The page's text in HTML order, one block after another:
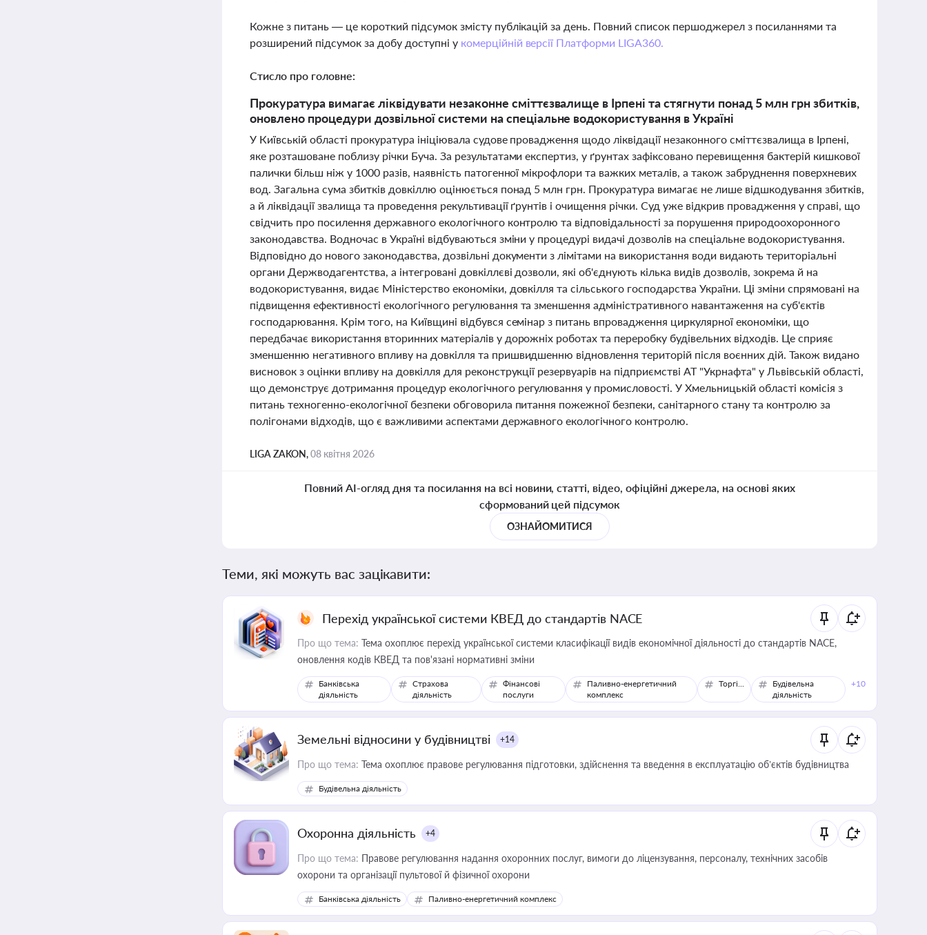
Кожне з питань — це короткий підсумок змісту публікацій за день. Повний список першоджерел з посиланнями та
розширений підсумок за добу доступні у комерційній версії Платформи LIGA360.
Стисло про головне:
Прокуратура вимагає ліквідувати незаконне сміттєзвалище в Ірпені та стягнути понад 5 млн грн збитків,
оновлено процедури дозвільної системи на спеціальне водокористування в Україні
У Київській області прокуратура ініціювала судове провадження щодо ліквідації незаконного сміттєзвалища в Ірпені,
яке розташоване поблизу річки Буча. За результатами експертиз, у ґрунтах зафіксовано перевищення бактерій кишкової
палички більш ніж у 1000 разів, наявність патогенної мікрофлори та важких металів, а також забруднення поверхневих
вод. Загальна сума збитків довкіллю оцінюється понад 5 млн грн. Прокуратура вимагає не лише відшкодування збитків,
а й ліквідації звалища та проведення рекультивації ґрунтів і очищення річки. Суд уже відкрив провадження у справі, що
свідчить про посилення державного екологічного контролю та відповідальності за порушення природоохоронного
законодавства. Водночас в Україні відбуваються зміни у процедурі видачі дозволів на спеціальне водокористування.
Відповідно до нового законодавства, дозвільні документи з лімітами на використання води видають територіальні
органи Держводагентства, а інтегровані довкіллєві дозволи, які об'єднують кілька видів дозволів, зокрема й на
водокористування, видає Міністерство економіки, довкілля та сільського господарства України. Ці зміни спрямовані на
підвищення ефективності екологічного регулювання та зменшення адміністративного навантаження на суб'єктів
господарювання. Крім того, на Київщині відбувся семінар з питань впровадження циркулярної економіки, що
передбачає використання вторинних матеріалів у дорожніх роботах та переробку будівельних відходів. Це сприяє
зменшенню негативного впливу на довкілля та пришвидшенню відновлення територій після воєнних дій. Також видано
висновок з оцінки впливу на довкілля для реконструкції резервуарів на підприємстві АТ "Укрнафта" у Львівській області,
що демонструє дотримання процедур екологічного регулювання у промисловості. У Хмельницькій області комісія з
питань техногенно-екологічної безпеки обговорила питання пожежної безпеки, санітарного стану та контролю за
полігонами відходів, що є важливими аспектами державного екологічного контролю.
LIGA ZAKON,08 квітня 2026
Повний AI-огляд дня та посилання на всі новини, статті, відео, офіційні джерела, на основі яких
сформований цей підсумок
ОЗНАЙОМИТИСЯ
Теми, які можуть вас зацікавити:
Перехід української системи КВЕД до стандартів NACE
Про що тема: Тема охоплює перехід української системи класифікації видів економічної діяльності до стандартів NACE,
оновлення кодів КВЕД та пов'язані нормативні зміни
Банківська
діяльність
Страхова
діяльність
Фінансові
послуги
Паливно-енергетичний
комплекс
Торгівля
Будівельна
діяльність
+10
Земельні відносини у будівництві +14
Про що тема: Тема охоплює правове регулювання підготовки, здійснення та введення в експлуатацію об’єктів будівництва
Будівельна діяльність
Охоронна діяльність +4
Про що тема: Правове регулювання надання охоронних послуг, вимоги до ліцензування, персоналу, технічних засобів
охорони та організації пультової й фізичної охорони
Банківська діяльність Паливно-енергетичний комплекс